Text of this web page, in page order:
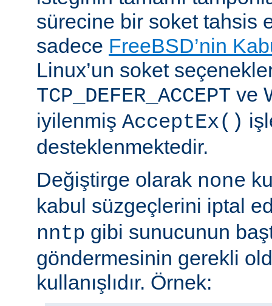
sürecine bir soket tahsis
sadece FreeBSD’nin
Linux’un soket
TCP_DEFER_ACCEPT ve
iyilenmiş AcceptEx()
desteklenmektedir.
Değiştirge olarak none
kabul süzgeçlerini iptal
nntp gibi sunucunun
göndermesinin gerekli
kullanışlıdır. Örnek: